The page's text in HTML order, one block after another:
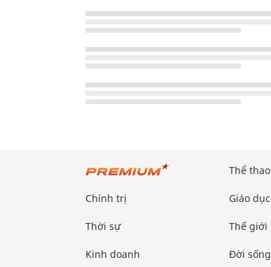
Chính trị
Thời sự
Kinh doanh
Thể thao
Giáo dục
Thế giới
Đời sống